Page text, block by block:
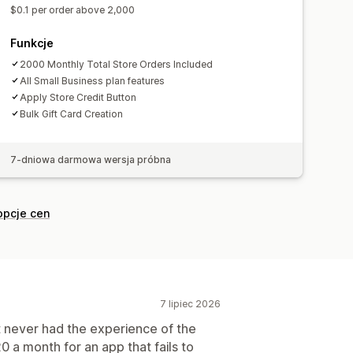
$0.1 per order above 2,000
Funkcje
2000 Monthly Total Store Orders Included
All Small Business plan features
Apply Store Credit Button
Bulk Gift Card Creation
7-dniowa darmowa wersja próbna
cen
7 lipiec 2026
never had the experience of the
a month for an app that fails to